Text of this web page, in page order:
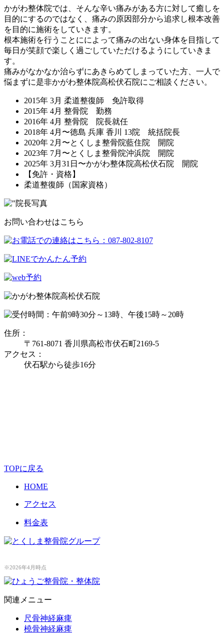
かがわ整体院では、そんな辛い痛みがある方に対して癒しを
目的にするのではなく、痛みの原因部分から追求し根本改善
を目的に施術をしていきます。
根本施術を行うことにによって痛みの出ない身体を目指して
毎日が笑顔で楽しく過ごしていただけるようにしていきま
す。
痛みがなかなか治らずにあきらめてしまっていた方、一人で
悩まずに是非かがわ整体院高松伏石院にご相談ください。
2015年 3月 柔道整復師 免許取得
2015年 4月 整骨院 勤務
2016年 4月 整骨院 院長就任
2018年 4月〜徳島 兵庫 香川 13院 統括院長
2020年 2月〜とくしま整骨院藍住院 開院
2023年 7月〜とくしま整骨院沖浜院 開院
2025年 3月31日〜かがわ整体院高松伏石院 開院
【免許・資格】
柔道整復師（国家資格）
お問い合わせはこちら
住所：
〒761-8071 香川県高松市伏石町2169-5
アクセス：
伏石駅から徒歩16分
TOPに戻る
HOME
アクセス
料金表
※2026年4月時点
関連メニュー
尺骨神経麻痺
橈骨神経麻痺